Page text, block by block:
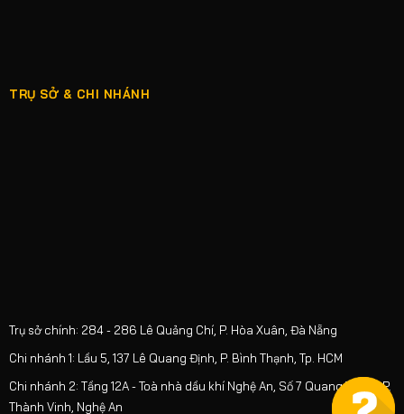
TRỤ SỞ & CHI NHÁNH
Trụ sở chính: 284 - 286 Lê Quảng Chí, P. Hòa Xuân, Đà Nẵng
Chi nhánh 1: Lầu 5, 137 Lê Quang Định, P. Bình Thạnh, Tp. HCM
Chi nhánh 2: Tầng 12A - Toà nhà dầu khí Nghệ An, Số 7 Quang Trung, P.
Thành Vinh, Nghệ An